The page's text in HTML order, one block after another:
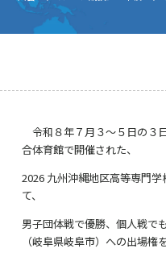
令和８年７月３～５日の３
合体育館で開催された、
2026 九州沖縄地区高等専門
て、
男子団体戦で優勝、個人戦で
（岐阜県岐阜市）への出場権